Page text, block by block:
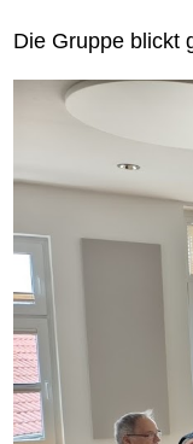
Die Gruppe blickt